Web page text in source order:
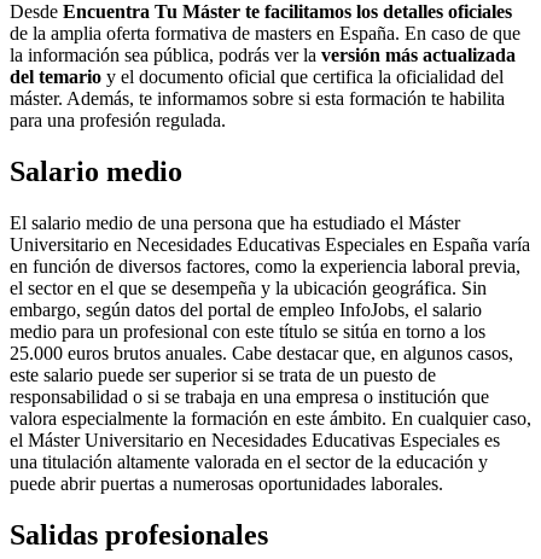
Desde Encuentra Tu Máster te facilitamos los detalles oficiales
de la amplia oferta formativa de masters en España. En caso de que
la información sea pública, podrás ver la versión más actualizada
del temario y el documento oficial que certifica la oficialidad del
máster. Además, te informamos sobre si esta formación te habilita
para una profesión regulada.
Salario medio
El salario medio de una persona que ha estudiado el Máster
Universitario en Necesidades Educativas Especiales en España varía
en función de diversos factores, como la experiencia laboral previa,
el sector en el que se desempeña y la ubicación geográfica. Sin
embargo, según datos del portal de empleo InfoJobs, el salario
medio para un profesional con este título se sitúa en torno a los
25.000 euros brutos anuales. Cabe destacar que, en algunos casos,
este salario puede ser superior si se trata de un puesto de
responsabilidad o si se trabaja en una empresa o institución que
valora especialmente la formación en este ámbito. En cualquier caso,
el Máster Universitario en Necesidades Educativas Especiales es
una titulación altamente valorada en el sector de la educación y
puede abrir puertas a numerosas oportunidades laborales.
Salidas profesionales